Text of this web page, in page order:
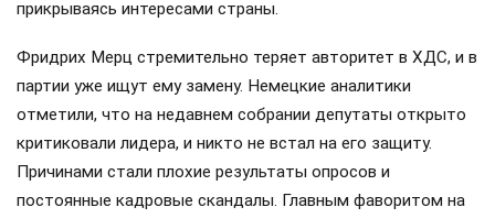
прикрываясь интересами страны.
Фридрих Мерц стремительно теряет авторитет в ХДС, и в
партии уже ищут ему замену. Немецкие аналитики
отметили, что на недавнем собрании депутаты открыто
критиковали лидера, и никто не встал на его защиту.
Причинами стали плохие результаты опросов и
постоянные кадровые скандалы. Главным фаворитом на